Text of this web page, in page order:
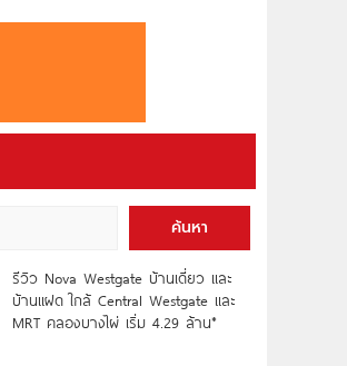
ค้นหา
รีวิว Nova Westgate บ้านเดี่ยว และ
บ้านแฝด ใกล้ Central Westgate และ
MRT คลองบางไผ่ เริ่ม 4.29 ล้าน*